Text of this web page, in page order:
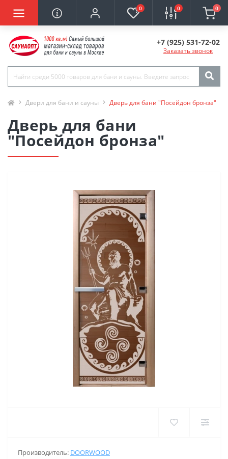
0 0 0
+7 (925) 531-72-02
Заказать звонок
Двери для бани и сауны Дверь для бани "Посейдон бронза"
Дверь для бани
"Посейдон бронза"
Производитель: DOORWOOD